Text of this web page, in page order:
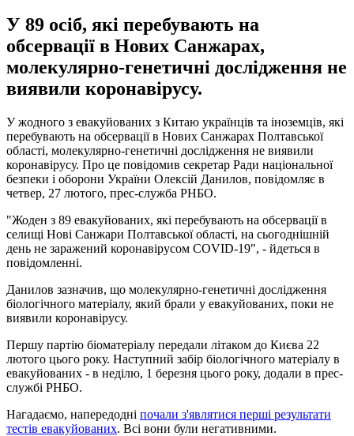
У 89 осіб, які перебувають на
обсервації в Нових Санжарах,
молекулярно-генетичні дослідження не
виявили коронавірусу.
У жодного з евакуйованих з Китаю українців та іноземців, які
перебувають на обсервації в Нових Санжарах Полтавської
області, молекулярно-генетичні дослідження не виявили
коронавірусу. Про це повідомив секретар Ради національної
безпеки і оборони України Олексій Данилов, повідомляє в
четвер, 27 лютого, прес-служба РНБО.
"Жоден з 89 евакуйованих, які перебувають на обсервації в
селищі Нові Санжари Полтавської області, на сьогоднішній
день не заражений коронавірусом COVID-19", - йдеться в
повідомленні.
Данилов зазначив, що молекулярно-генетичні дослідження
біологічного матеріалу, який брали у евакуйованих, поки не
виявили коронавірусу.
Першу партію біоматеріалу передали літаком до Києва 22
лютого цього року. Наступний забір біологічного матеріалу в
евакуйованих - в неділю, 1 березня цього року, додали в прес-
службі РНБО.
Нагадаємо, напередодні почали з'являтися перші результати
тестів евакуйованих. Всі вони були негативними.